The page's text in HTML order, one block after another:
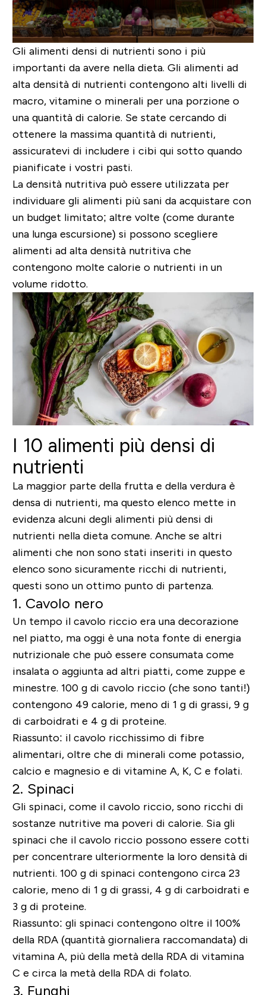
Gli alimenti densi di nutrienti sono i più
importanti da avere nella dieta. Gli alimenti ad
alta densità di nutrienti contengono alti livelli di
macro, vitamine o minerali per una porzione o
una quantità di calorie. Se state cercando di
ottenere la massima quantità di nutrienti,
assicuratevi di includere i cibi qui sotto quando
pianificate i vostri pasti.
La densità nutritiva può essere utilizzata per
individuare gli alimenti più sani da acquistare con
un budget limitato; altre volte (come durante
una lunga escursione) si possono scegliere
alimenti ad alta densità nutritiva che
contengono molte calorie o nutrienti in un
volume ridotto.
I 10 alimenti più densi di
nutrienti
La maggior parte della frutta e della verdura è
densa di nutrienti, ma questo elenco mette in
evidenza alcuni degli alimenti più densi di
nutrienti nella dieta comune. Anche se altri
alimenti che non sono stati inseriti in questo
elenco sono sicuramente ricchi di nutrienti,
questi sono un ottimo punto di partenza.
1. Cavolo nero
Un tempo il cavolo riccio era una decorazione
nel piatto, ma oggi è una nota fonte di energia
nutrizionale che può essere consumata come
insalata o aggiunta ad altri piatti, come zuppe e
minestre. 100 g di cavolo riccio (che sono tanti!)
contengono 49 calorie, meno di 1 g di grassi, 9 g
di carboidrati e 4 g di proteine.
Riassunto: il cavolo ricchissimo di fibre
alimentari, oltre che di minerali come potassio,
calcio e magnesio e di vitamine A, K, C e folati.
2. Spinaci
Gli spinaci, come il cavolo riccio, sono ricchi di
sostanze nutritive ma poveri di calorie. Sia gli
spinaci che il cavolo riccio possono essere cotti
per concentrare ulteriormente la loro densità di
nutrienti. 100 g di spinaci contengono circa 23
calorie, meno di 1 g di grassi, 4 g di carboidrati e
3 g di proteine.
Riassunto: gli spinaci contengono oltre il 100%
della RDA (quantità giornaliera raccomandata) di
vitamina A, più della metà della RDA di vitamina
C e circa la metà della RDA di folato.
3. Funghi